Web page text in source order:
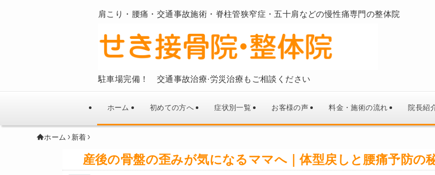
肩こり・腰痛・交通事故施術・脊柱管狭窄症・五十肩などの慢性痛専門の整体院
駐車場完備！ 交通事故治療·労災治療もご相談ください
ホーム 初めての方へ 症状別一覧 お客様の声 料金・施術の流れ 院長紹
ホーム 新着
産後の骨盤の歪みが気になるママへ｜体型戻しと腰痛予防の